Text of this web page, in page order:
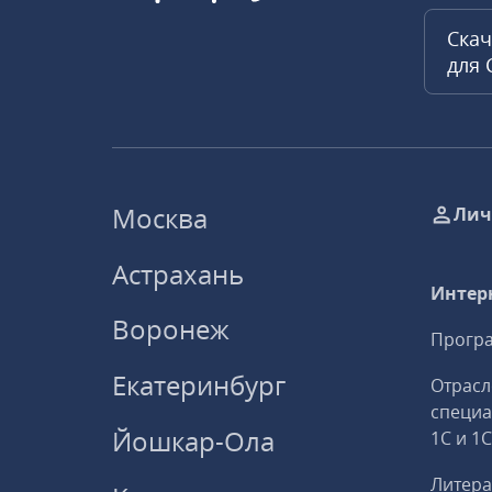
для
Москва
Астрахань
Воронеж
Екатеринбург
Йошкар-Ола
1С и